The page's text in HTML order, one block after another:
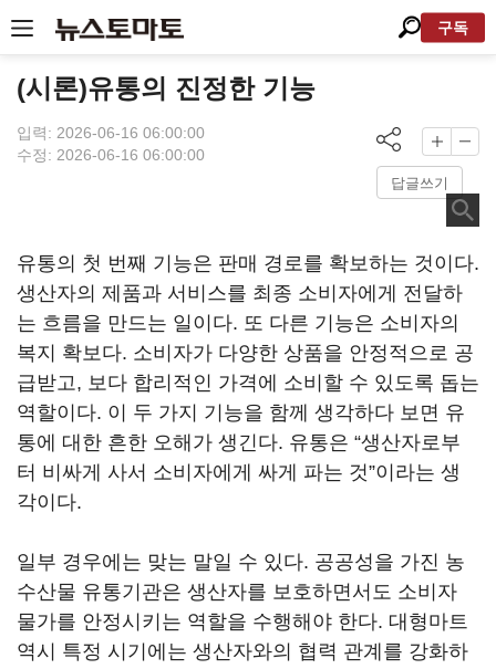
구독
(시론)유통의 진정한 기능
입력: 2026-06-16 06:00:00
수정: 2026-06-16 06:00:00
답글쓰기
유통의 첫 번째 기능은 판매 경로를 확보하는 것이다.
생산자의 제품과 서비스를 최종 소비자에게 전달하
는 흐름을 만드는 일이다. 또 다른 기능은 소비자의
복지 확보다. 소비자가 다양한 상품을 안정적으로 공
급받고, 보다 합리적인 가격에 소비할 수 있도록 돕는
역할이다. 이 두 가지 기능을 함께 생각하다 보면 유
통에 대한 흔한 오해가 생긴다. 유통은 “생산자로부
터 비싸게 사서 소비자에게 싸게 파는 것”이라는 생
각이다.
일부 경우에는 맞는 말일 수 있다. 공공성을 가진 농
수산물 유통기관은 생산자를 보호하면서도 소비자
물가를 안정시키는 역할을 수행해야 한다. 대형마트
역시 특정 시기에는 생산자와의 협력 관계를 강화하